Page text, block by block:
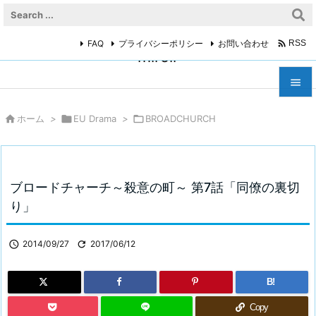
miroir




検索
FAQ プライバシーポリシー お問い合わせ  RSS
 ホーム > EU Drama > BROADCHURCH
ブロードチャーチ～殺意の町～ 第7話「同僚の裏切
り」
 2014/09/27  2017/06/12
B!
Copy